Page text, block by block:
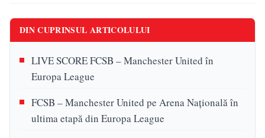
DIN CUPRINSUL ARTICOLULUI
LIVE SCORE FCSB – Manchester United în
Europa League
FCSB – Manchester United pe Arena Națională în
ultima etapă din Europa League